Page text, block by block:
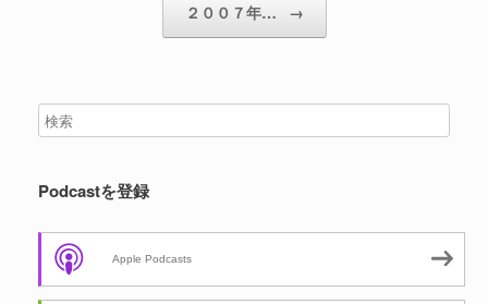
２００７年… →
Podcastを登録
Apple Podcasts